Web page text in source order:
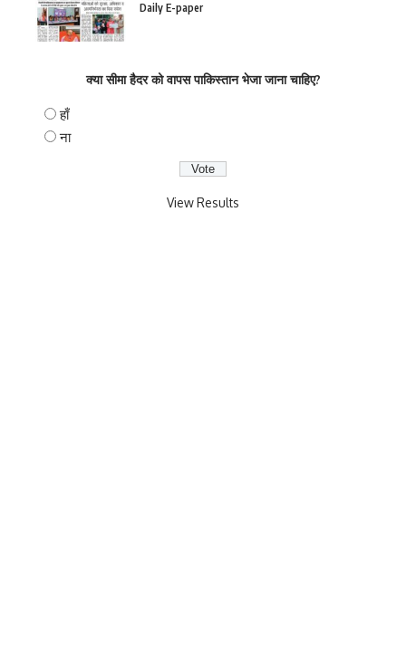
Daily E-paper
क्या सीमा हैदर को वापस पाकिस्तान भेजा जाना चाहिए?
हाँ
ना
View Results